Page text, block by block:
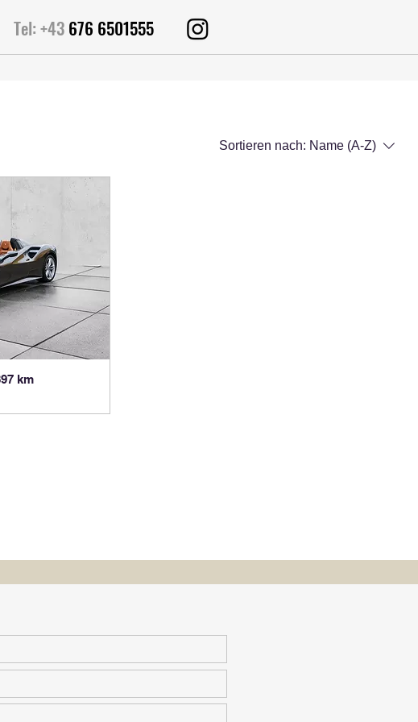
Tel: +43676 6501555
Sortieren nach: Name (A-Z)
km